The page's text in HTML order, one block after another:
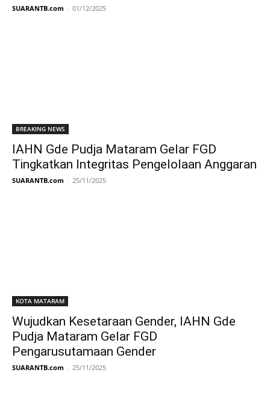
SUARANTB.com - 01/12/2025
BREAKING NEWS
IAHN Gde Pudja Mataram Gelar FGD
Tingkatkan Integritas Pengelolaan Anggaran
SUARANTB.com - 25/11/2025
KOTA MATARAM
Wujudkan Kesetaraan Gender, IAHN Gde
Pudja Mataram Gelar FGD
Pengarusutamaan Gender
SUARANTB.com - 25/11/2025